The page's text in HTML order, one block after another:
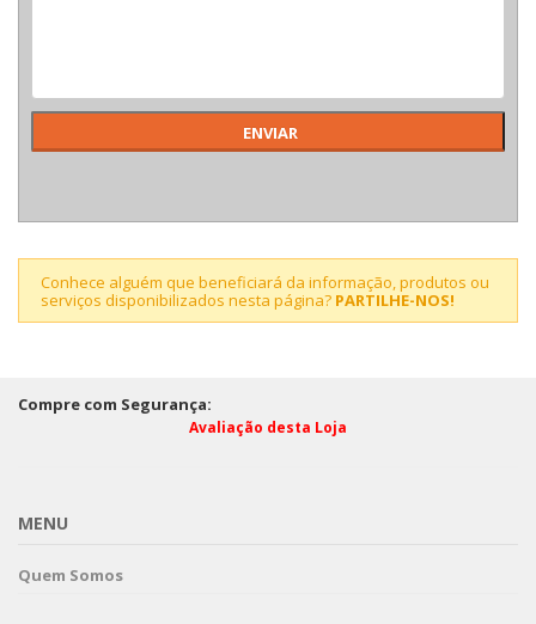
Conhece alguém que beneficiará da informação, produtos ou
serviços disponibilizados nesta página? PARTILHE-NOS!
Compre com Segurança:
Avaliação desta Loja
MENU
Quem Somos